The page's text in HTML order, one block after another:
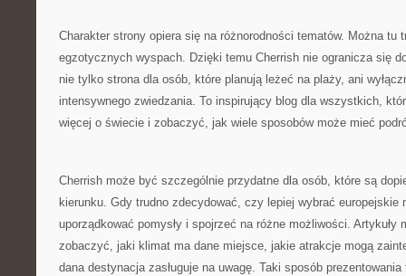
Charakter strony opiera się na różnorodności tematów. Można tu
egzotycznych wyspach. Dzięki temu Cherrish nie ogranicza się
nie tylko strona dla osób, które planują leżeć na plaży, ani
intensywnego zwiedzania. To inspirujący blog dla wszystkich,
więcej o świecie i zobaczyć, jak wiele sposobów może mieć
Cherrish może być szczególnie przydatne dla osób, które są
kierunku. Gdy trudno zdecydować, czy lepiej wybrać europejskie
uporządkować pomysły i spojrzeć na różne możliwości. Artykuły
zobaczyć, jaki klimat ma dane miejsce, jakie atrakcje mogą
dana destynacja zasługuje na uwagę. Taki sposób